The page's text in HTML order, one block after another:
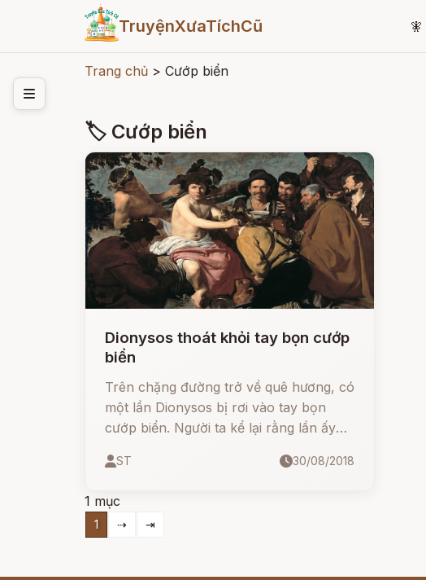
TruyệnXưaTíchCũ 🧚
Trang chủ > Cướp biển
🏷 Cướp biển
Dionysos thoát khỏi tay bọn cướp
biển
Trên chặng đường trở về quê hương, có
một lần Dionysos bị rơi vào tay bọn
cướp biển. Người ta kể lại rằng lần ấy
đất Tiểu Á đi về đảo Naxos. Nhưng thủy
bắt Dionysos.
ST 30/08/2018
1 mục
1 ⇢ ⇥